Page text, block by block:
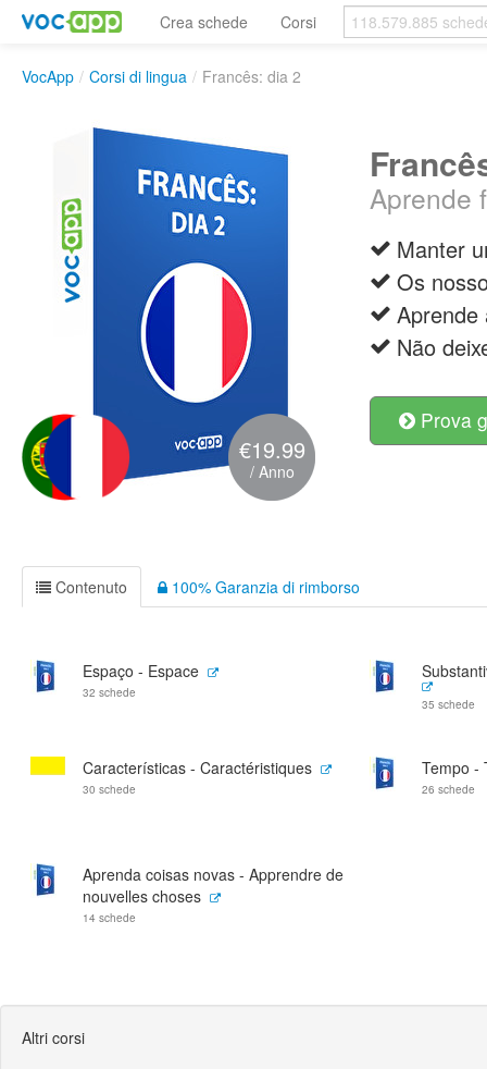
Crea schede Corsi
VocApp / Corsi di lingua / Francês: dia 2
€19.99
/ Anno
Aprende
Manter
Os
Aprende
Não
Prova
Contenuto 100% Garanzia di rimborso
Espaço - Espace
32 schede
35 schede
Características - Caractéristiques
30 schede
Tempo -
26 schede
Aprenda coisas novas - Apprendre de
nouvelles choses
14 schede
Altri corsi